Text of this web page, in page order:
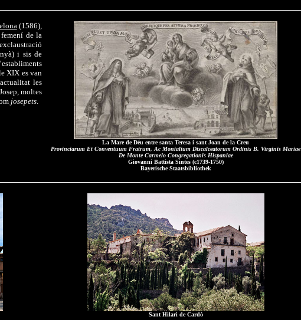
(1586),
femení de la
i sis de
XIX es van
les
moltes
josepets.
La Mare de Déu entre santa Teresa i sant Joan de la Creu
Provinciarum Et Conventuum Fratrum, Ac Monialium Discalceatorum Ordinis B. Virginis Mariae
De Monte Carmelo Congregationis Hispaniae
Giovanni Battista Sintes (c1739-1750)
Bayerische Staatsbibliothek
Sant Hilari de Cardó